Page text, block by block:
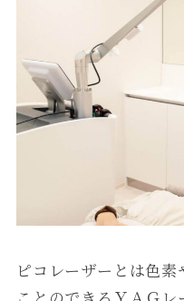
ピコレーザーとは色